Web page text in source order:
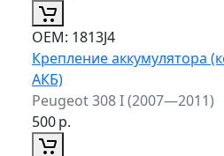
ОЕМ: 1813J4
Крепление аккумулятора
АКБ)
Peugeot 308 I (2007—2011)
500р.